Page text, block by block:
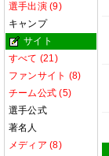
選手出演 (9)
キャンプ
サイト
すべて (21)
ファンサイト (8)
チーム公式 (5)
選手公式
著名人
メディア (8)